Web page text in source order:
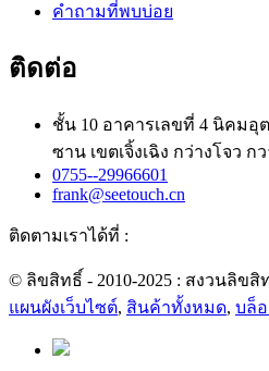
คำถามที่พบบ่อย
ติดต่อ
ชั้น 10 อาคารเลขที่ 4 นิคมอุ
ซาน เขตเจิ้งเฉิง กว่างโจว ก
0755--29966601
frank@seetouch.cn
ติดตามเราได้ที่ :
© ลิขสิทธิ์ - 2010-2025 : สงวนลิข
แผนผังเว็บไซต์, สินค้าทั้งหมด, บล็